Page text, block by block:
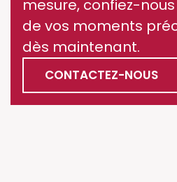
mesure, confiez-
de vos moments
dès maintenant.
CONTACTEZ-NOUS